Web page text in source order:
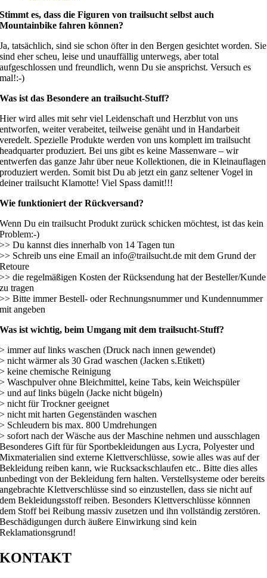
Stimmt es, dass die Figuren von trailsucht selbst auch
Mountainbike fahren können?
Ja, tatsächlich, sind sie schon öfter in den Bergen gesichtet worden. Sie
sind eher scheu, leise und unauffällig unterwegs, aber total
aufgeschlossen und freundlich, wenn Du sie ansprichst. Versuch es
mal!:-)
Was ist das Besondere an trailsucht-Stuff?
Hier wird alles mit sehr viel Leidenschaft und Herzblut von uns
entworfen, weiter verabeitet, teilweise genäht und in Handarbeit
veredelt. Spezielle Produkte werden von uns komplett im trailsucht
headquarter produziert. Bei uns gibt es keine Massenware – wir
entwerfen das ganze Jahr über neue Kollektionen, die in Kleinauflagen
produziert werden. Somit bist Du ab jetzt ein ganz seltener Vogel in
deiner trailsucht Klamotte! Viel Spass damit!!!
Wie funktioniert der Rückversand?
Wenn Du ein trailsucht Produkt zurück schicken möchtest, ist das kein
Problem:-)
>> Du kannst dies innerhalb von 14 Tagen tun
>> Schreib uns eine Email an info@trailsucht.de mit dem Grund der
Retoure
>> die regelmäßigen Kosten der Rücksendung hat der Besteller/Kunde
zu tragen
>> Bitte immer Bestell- oder Rechnungsnummer und Kundennummer
mit angeben
Was ist wichtig, beim Umgang mit dem trailsucht-Stuff?
> immer auf links waschen (Druck nach innen gewendet)
> nicht wärmer als 30 Grad waschen (Jacken s.Etikett)
> keine chemische Reinigung
> Waschpulver ohne Bleichmittel, keine Tabs, kein Weichspüler
> und auf links bügeln (Jacke nicht bügeln)
> nicht für Trockner geeignet
> nicht mit harten Gegenständen waschen
> Schleudern bis max. 800 Umdrehungen
> sofort nach der Wäsche aus der Maschine nehmen und ausschlagen
Besonderes Gift für für Sportbekleidungen aus Lycra, Polyester und
Mixmaterialien sind externe Klettverschlüsse, sowie alles was auf der
Bekleidung reiben kann, wie Rucksackschlaufen etc.. Bitte dies alles
unbedingt von der Bekleidung fern halten. Verstellsysteme oder bereits
angebrachte Klettverschlüsse sind so einzustellen, dass sie nicht auf
dem Bekleidungsstoff reiben. Besonders Klettverschlüsse könnnen
dem Stoff bei Reibung massiv zusetzen und ihn vollständig zerstören.
Beschädigungen durch äußere Einwirkung sind kein
Reklamationsgrund!
KONTAKT